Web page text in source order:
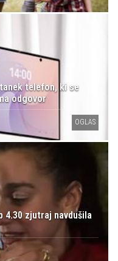
telefon, ki se
odgovor
OGLAS
4.30 zjutraj navdušila